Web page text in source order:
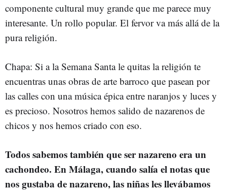
componente cultural muy grande que me parece muy
interesante. Un rollo popular. El fervor va más allá de la
pura religión.
Chapa: Si a la Semana Santa le quitas la religión te
encuentras unas obras de arte barroco que pasean por
las calles con una música épica entre naranjos y luces y
es precioso. Nosotros hemos salido de nazarenos de
chicos y nos hemos criado con eso.
Todos sabemos también que ser nazareno era un
cachondeo. En Málaga, cuando salía el notas que
nos gustaba de nazareno, las niñas les llevábamos